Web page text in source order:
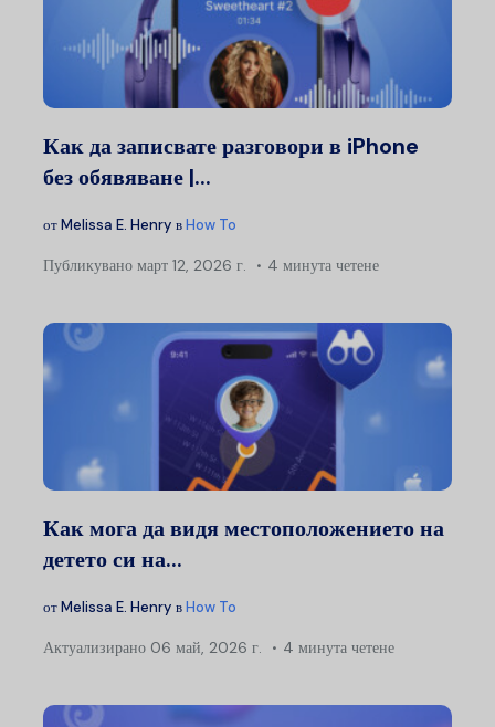
Как да записвате разговори в iPhone
без обявяване |...
отMelissa E. Henry вHow To
Публикувано март 12, 2026 г. 4 минута четене
Как мога да видя местоположението на
детето си на...
отMelissa E. Henry вHow To
Актуализирано 06 май, 2026 г. 4 минута четене